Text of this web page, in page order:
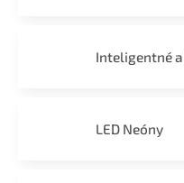
Inteligentné
LED Neóny